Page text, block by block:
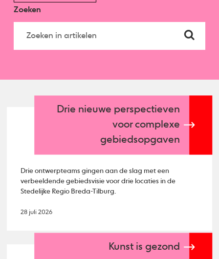
Zoeken
Drie nieuwe perspectieven
voor complexe
gebiedsopgaven
Drie ontwerpteams gingen aan de slag met een
verbeeldende gebiedsvisie voor drie locaties in de
Stedelijke Regio Breda-Tilburg.
28 juli 2026
Kunst is gezond